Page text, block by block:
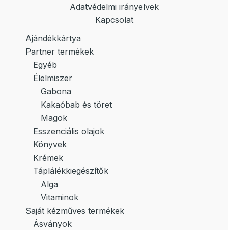
Adatvédelmi irányelvek
Kapcsolat
Ajándékkártya
Partner termékek
Egyéb
Élelmiszer
Gabona
Kakaóbab és töret
Magok
Esszenciális olajok
Könyvek
Krémek
Táplálékkiegészítők
Alga
Vitaminok
Saját kézműves termékek
Ásványok